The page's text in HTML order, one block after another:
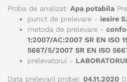
Proba de analizat: Apa potabila
punct de prelevare - iesire
metoda de prelevare -
1:2007/AC:2007 SR EN ISO
5667/5/2007 SR EN ISO
prelevatorul -
Data prelevarii probei: 04.11.2020